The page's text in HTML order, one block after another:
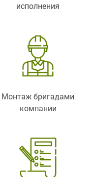
исполнения
Монтаж бригадами
компании